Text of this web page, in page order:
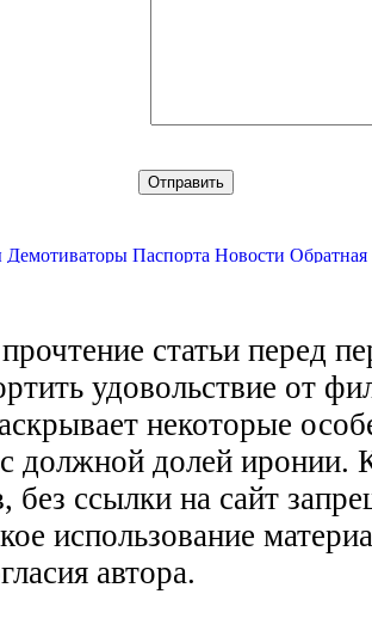
Демотиваторы Паспорта Новости Обратная
статьи перед
удовольствие от
некоторые
с должной долей иронии.
без ссылки на сайт
использование
автора.